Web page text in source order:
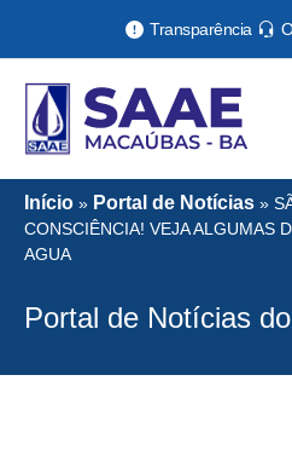
Transparência
Início » Portal de Notícias »
CONSCIÊNCIA! VEJA ALGUMAS
AGUA
Portal de Notícias